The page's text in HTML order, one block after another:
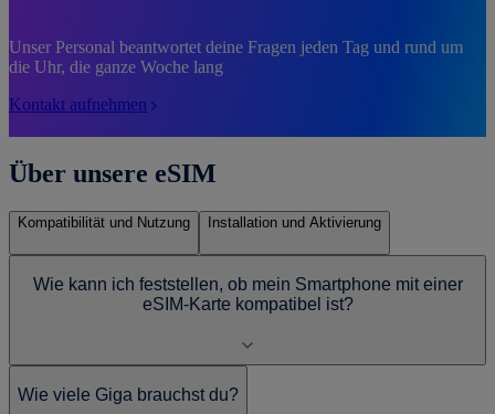
Unser Personal beantwortet deine Fragen jeden Tag und rund um
die Uhr, die ganze Woche lang
Kontakt aufnehmen
Über unsere eSIM
Kompatibilität und Nutzung Installation und Aktivierung
Wie kann ich feststellen, ob mein Smartphone mit einer
eSIM-Karte kompatibel ist?
Wie viele Giga brauchst du?